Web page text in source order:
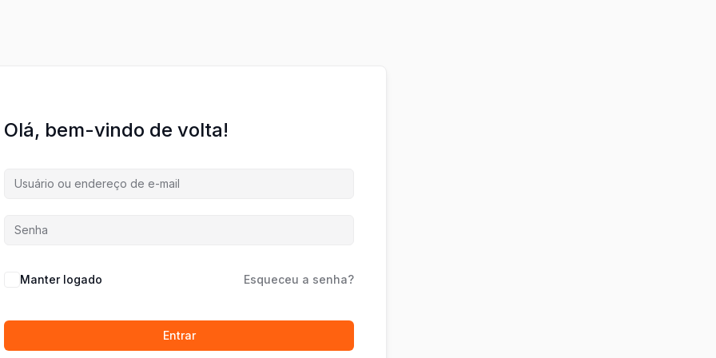
Olá, bem-vindo de volta!
Manter logado Esqueceu a senha?
Entrar